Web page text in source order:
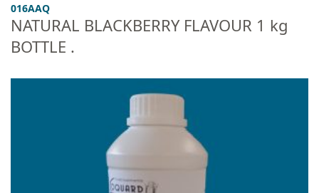
016AAQ
NATURAL BLACKBERRY FLAVOUR 1 kg
BOTTLE .